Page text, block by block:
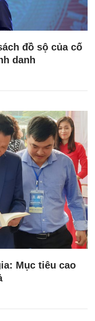
đồ sộ của cố
danh
Mục tiêu cao